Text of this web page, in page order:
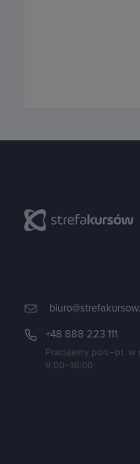
+48 888 223 111
Pracujemy pon.–pt. w
9:00–16:00